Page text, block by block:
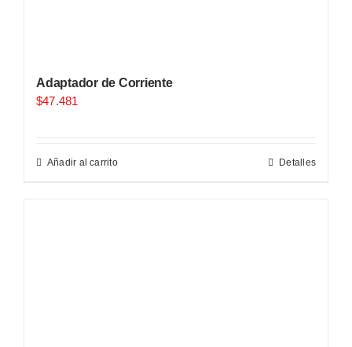
Adaptador de Corriente
$47.481
Añadir al carrito Detalles